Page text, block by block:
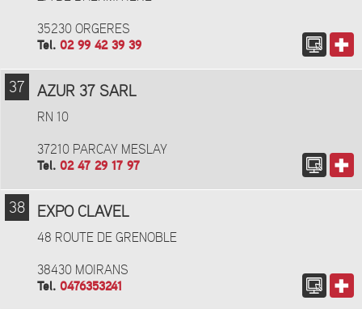
35230 ORGERES
Tel. 02 99 42 39 39
37 AZUR 37 SARL
RN 10
37210 PARCAY MESLAY
Tel. 02 47 29 17 97
38 EXPO CLAVEL
48 ROUTE DE GRENOBLE
38430 MOIRANS
Tel. 0476353241